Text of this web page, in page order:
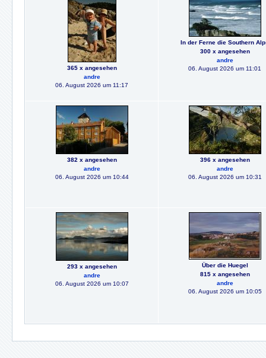
365 x angesehen
andre
06. August 2026 um 11:17
In der Ferne die Southern
300 x angesehen
andre
06. August 2026 um 11:01
382 x angesehen
andre
06. August 2026 um 10:44
396 x angesehen
andre
06. August 2026 um 10:31
293 x angesehen
andre
06. August 2026 um 10:07
Über die Huegel
815 x angesehen
andre
06. August 2026 um 10:05